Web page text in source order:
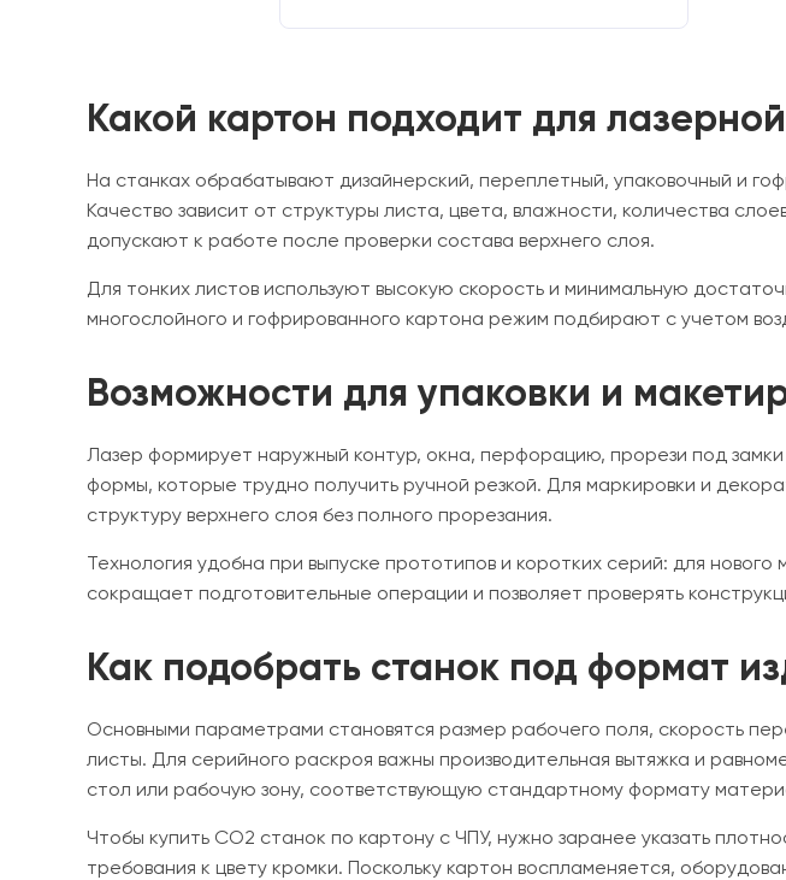
Какой картон подходит для
На станках обрабатывают дизайнерский, переплетный, упаковочный и
Качество зависит от структуры листа, цвета, влажности, количества
допускают к работе после проверки состава верхнего слоя.
Для тонких листов используют высокую скорость и минимальную
многослойного и гофрированного картона режим подбирают с учетом
Возможности для упаковки и
Лазер формирует наружный контур, окна, перфорацию, прорези под
формы, которые трудно получить ручной резкой. Для маркировки и
структуру верхнего слоя без полного прорезания.
Технология удобна при выпуске прототипов и коротких серий: для
сокращает подготовительные операции и позволяет проверять
Как подобрать станок под формат
Основными параметрами становятся размер рабочего поля, скорость
листы. Для серийного раскроя важны производительная вытяжка и
стол или рабочую зону, соответствующую стандартному формату
Чтобы купить CO2 станок по картону с ЧПУ, нужно заранее указать
требования к цвету кромки. Поскольку картон воспламеняется,